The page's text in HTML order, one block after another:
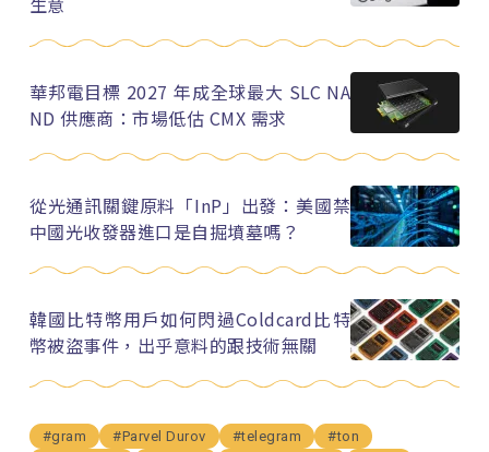
華邦電目標 2027 年成全球最大 SLC NA
ND 供應商：市場低估 CMX 需求
從光通訊關鍵原料「InP」出發：美國禁
中國光收發器進口是自掘墳墓嗎？
韓國比特幣用戶如何閃過Coldcard比特
幣被盜事件，出乎意料的跟技術無關
#gram #Parvel Durov #telegram
#ton